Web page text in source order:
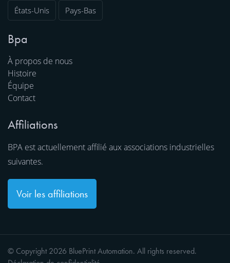
États-Unis Pays-Bas
Bpa
À propos de nous
Histoire
Équipe
Contact
Affiliations
BPA est actuellement affilié aux associations industrielles
suivantes.
Voir les affiliations
© Copyright 2026 BluePrint Automation. All rights reserved.